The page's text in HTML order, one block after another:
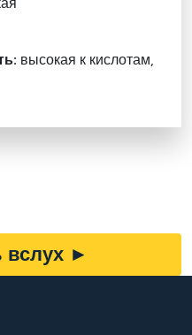
высокая к кислотам,
вслух ►